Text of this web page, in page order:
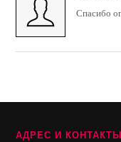
Спасибо
АДРЕС И КОНТАКТЫ